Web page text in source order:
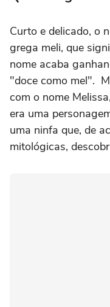
Curto e delicado, o
grega meli, que
nome acaba
"doce como mel".
com o nome
era uma
uma ninfa que, de
mitológicas,